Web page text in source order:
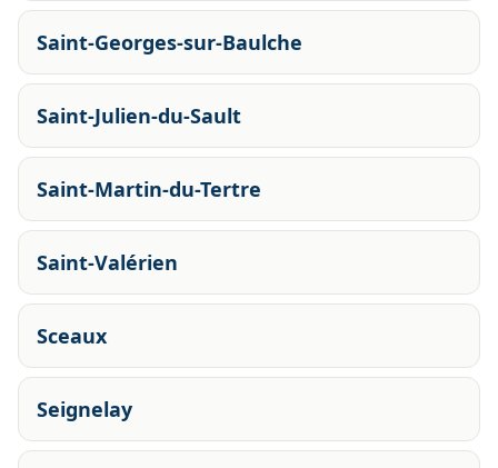
Saint-Georges-sur-Baulche
Saint-Julien-du-Sault
Saint-Martin-du-Tertre
Saint-Valérien
Sceaux
Seignelay